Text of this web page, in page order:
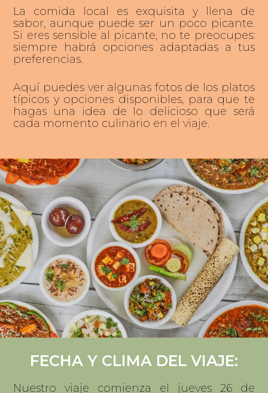
La comida local es exquisita y llena de
sabor, aunque puede ser un poco picante.
Si eres sensible al picante, no te preocupes:
siempre habrá opciones adaptadas a tus
preferencias.
Aquí puedes ver algunas fotos de los platos
típicos y opciones disponibles, para que te
hagas una idea de lo delicioso que será
cada momento culinario en el viaje.
FECHA Y CLIMA DEL VIAJE:
Nuestro viaje comienza el jueves 26 de